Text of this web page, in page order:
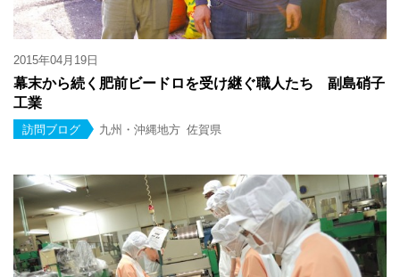
2015年04月19日
幕末から続く肥前ビードロを受け継ぐ職人たち 副島硝子
工業
訪問ブログ 九州・沖縄地方 佐賀県